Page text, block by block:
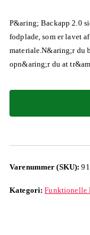
P&aring; Backapp 2.0
fodplade, som er lavet
materiale.N&aring;r du
opn&aring;r du at
Varenummer (SKU):
Kategori:Funktionelle